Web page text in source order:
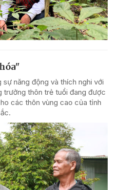
năng động và thích nghi với
trưởng thôn trẻ tuổi đang được
các thôn vùng cao của tỉnh